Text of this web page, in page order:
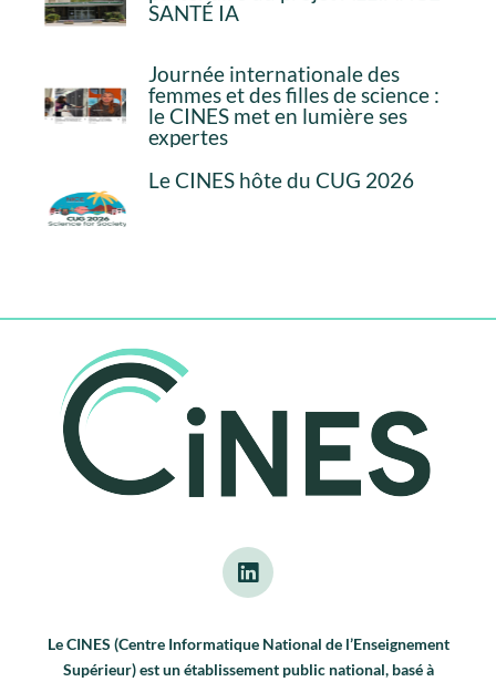
SANTÉ IA
Journée internationale des
femmes et des filles de science :
le CINES met en lumière ses
expertes
Le CINES hôte du CUG 2026
Le CINES (Centre Informatique National de l’Enseignement
Supérieur) est un établissement public national, basé à